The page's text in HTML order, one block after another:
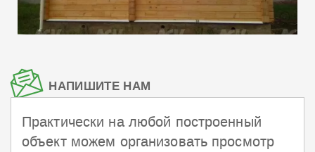
НАПИШИТЕ НАМ
Практически на любой построенный
объект можем организовать просмотр